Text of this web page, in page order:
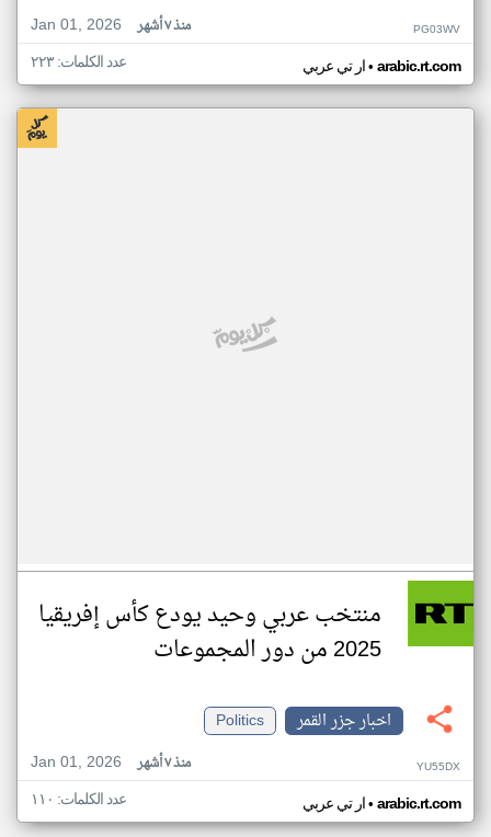
Jan 01, 2026
منذ ٧ أشهر PG03WV
ار تي عربي• arabic.rt.com عدد الكلمات: ٢٢٣
منتخب عربي وحيد يودع كأس إفريقيا
2025 من دور المجموعات
اخبار جزر القمر
Politics
Jan 01, 2026
منذ ٧ أشهر YU55DX
ار تي عربي• arabic.rt.com عدد الكلمات: ١١٠